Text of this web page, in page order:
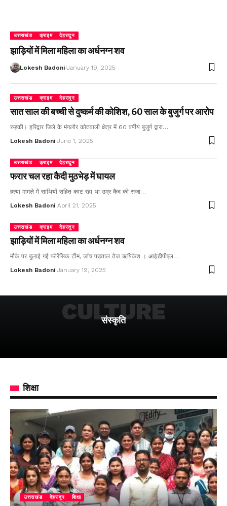
उत्तराखंड क्राइम देहरादून
झाड़ियों में मिला महिला का अर्धनग्न शव
Lokesh Badoni January 19, 2025
उत्तराखंड क्राइम देहरादून
सात साल की बच्ची से दुष्कर्म की कोशिश, 60 साल के बुजुर्ग पर आरोप
रुड़की। हरिद्वार जिले के मंगलौर कोतवाली क्षेत्र में 60 वर्षीय बुजुर्ग द्वारा…
Lokesh Badoni June 1, 2025
उत्तराखंड क्राइम देहरादून
फरार चल रहा कैदी मुठभेड़ में घायल
हत्या मामले में साथियों सहित काट रहा था उम्र कैद की सजा…
Lokesh Badoni April 21, 2025
उत्तराखंड क्राइम देहरादून
झाड़ियों में मिला महिला का अर्धनग्न शव
मौके पर बुलाई गई फोरेंसिक टीम, जांच पड़ताल तेज ऋषिकेश । आईडीपीएल…
Lokesh Badoni January 19, 2025
संस्कृति
CULTURE
शिक्षा
उत्तराखंड देहरादून शिक्षा